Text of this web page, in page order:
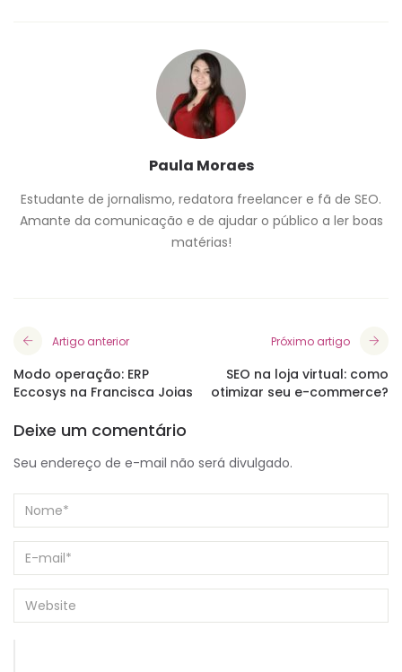
Paula Moraes
Estudante de jornalismo, redatora freelancer e fã de SEO.
Amante da comunicação e de ajudar o público a ler boas
matérias!
Artigo anterior
Modo operação: ERP
Eccosys na Francisca Joias
Próximo artigo
SEO na loja virtual: como
otimizar seu e-commerce?
Deixe um comentário
Seu endereço de e-mail não será divulgado.